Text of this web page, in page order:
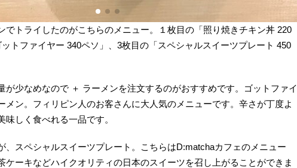
でトライしたのがこちらのメニュー。１枚目の「照り焼きチキン丼 220
トファイヤー 340ペソ」、3枚目の「スペシャルスイーツプレート 450
が少なめなので ＋ ラーメンを注文するのがおすすめです。ゴットファイ
メン。フィリピン人のお客さんに大人気のメニューです。辛さが丁度よ
味しく食べれる一品です。
、スペシャルスイーツプレート。こちらはD:matchaカフェのメニュー
ケーキなどハイクオリティの日本のスイーツを召し上がることができま